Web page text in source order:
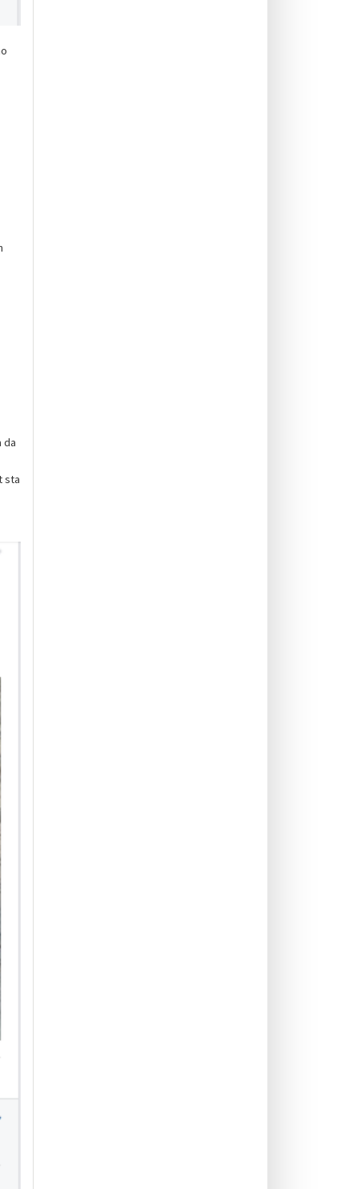
da
sta